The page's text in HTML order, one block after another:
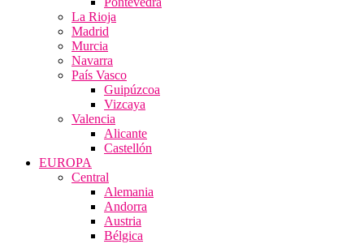
La Rioja
Madrid
Murcia
Navarra
País Vasco
Guipúzcoa
Vizcaya
Valencia
Alicante
Castellón
EUROPA
Central
Alemania
Andorra
Austria
Bélgica